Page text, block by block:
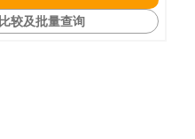
比较及批量查询